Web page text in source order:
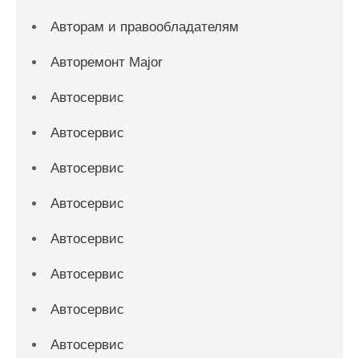
Авторам и правообладателям
Авторемонт Major
Автосервис
Автосервис
Автосервис
Автосервис
Автосервис
Автосервис
Автосервис
Автосервис